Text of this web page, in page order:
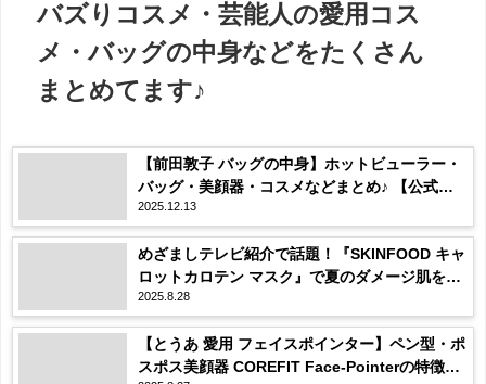
バズりコスメ・芸能人の愛用コス
メ・バッグの中身などをたくさん
まとめてます♪
【前田敦子 バッグの中身】ホットビューラー・
バッグ・美顔器・コスメなどまとめ♪ 【公式】
ホットペッパービューティーTV・Look Back
My Beauty
2025.12.13
めざましテレビ紹介で話題！『SKINFOOD キャ
ロットカロテン マスク』で夏のダメージ肌をリ
セット♡保湿力抜群のシートマスク！口コミ・
購入先は？
2025.8.28
【とうあ 愛用 フェイスポインター】ペン型・ポ
スポス美顔器 COREFIT Face-Pointerの特徴・